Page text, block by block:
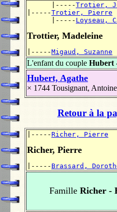
      |-----
Trotier,
|-----Trotier, Pierre
      |-----
Loyseau,
Trottier, Madeleine
|-----Migaud, Suzanne
L'enfant du couple Hubert
Hubert, Agathe
× 1744 Tousignant, Antoine
Retour à la
|-----Richer, Pierre
Richer, Pierre
|----- Brassard,
Famille Richer -